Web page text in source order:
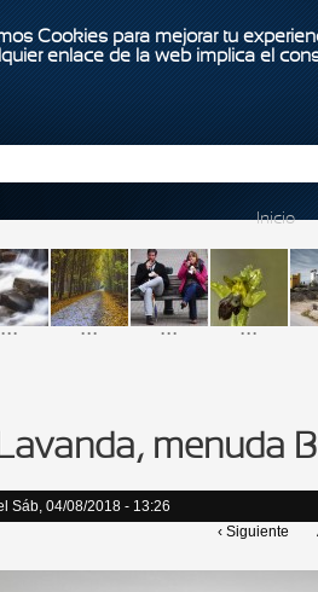
Cookies para mejorar tu
enlace de la web implica el
Inicio
... ... ... ...
menuda
Sáb, 04/08/2018 - 13:26
‹ Siguiente